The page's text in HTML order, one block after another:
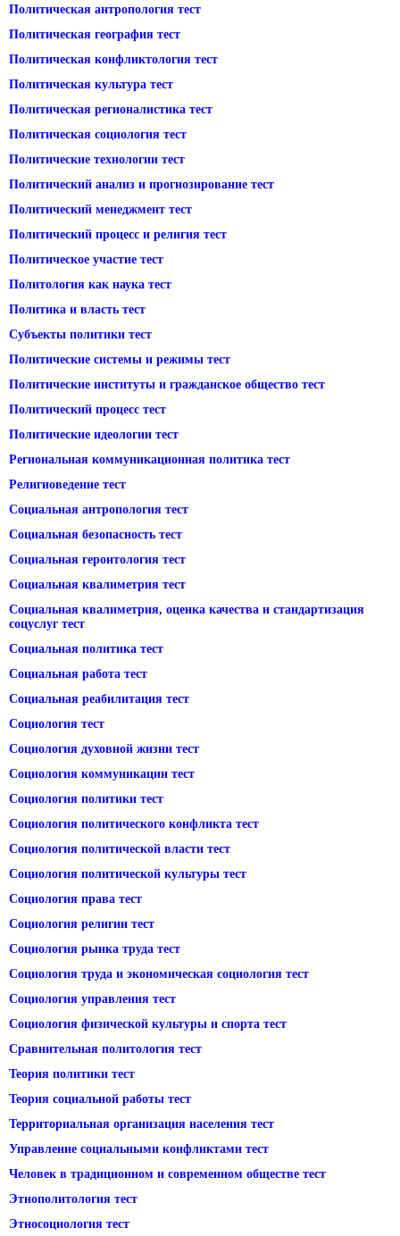
Политическая антропология тест
Политическая география тест
Политическая конфликтология тест
Политическая культура тест
Политическая регионалистика тест
Политическая социология тест
Политические технологии тест
Политический анализ и прогнозирование тест
Политический менеджмент тест
Политический процесс и религия тест
Политическое участие тест
Политология как наука тест
Политика и власть тест
Субъекты политики тест
Политические системы и режимы тест
Политические институты и гражданское общество тест
Политический процесс тест
Политические идеологии тест
Региональная коммуникационная политика тест
Религиоведение тест
Социальная антропология тест
Социальная безопасность тест
Социальная геронтология тест
Социальная квалиметрия тест
Социальная квалиметрия, оценка качества и стандартизация
соцуслуг тест
Социальная политика тест
Социальная работа тест
Социальная реабилитация тест
Социология тест
Социология духовной жизни тест
Социология коммуникации тест
Социология политики тест
Социология политического конфликта тест
Социология политической власти тест
Социология политической культуры тест
Социология права тест
Социология религии тест
Социология рынка труда тест
Социология труда и экономическая социология тест
Социология управления тест
Социология физической культуры и спорта тест
Сравнительная политология тест
Теория политики тест
Теория социальной работы тест
Территориальная организация населения тест
Управление социальными конфликтами тест
Человек в традиционном и современном обществе тест
Этнополитология тест
Этносоциология тест